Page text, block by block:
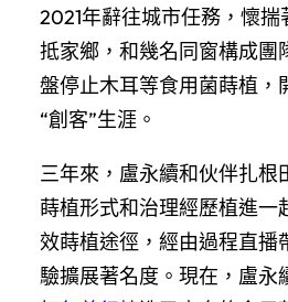
2021年辭往城市任務，懷揣
抵家鄉，和幾名同窗構成團
盤停止木耳等食用菌蒔植，
“創客”生涯。
三年來，盧永續和伙伴扎根
蒔植形式和治理經歷植進一
效蒔植途徑，經由過程直播
驗擴展著名度。現在，盧永